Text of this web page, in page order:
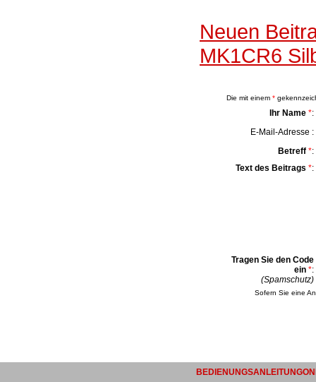
Neuen
MK1CR6
Die mit einem *
Ihr Name *:
E-Mail-Adresse :
Betreff *:
Text des Beitrags *:
Tragen Sie den Code
ein *:
(Spamschutz)
Sofern Sie eine